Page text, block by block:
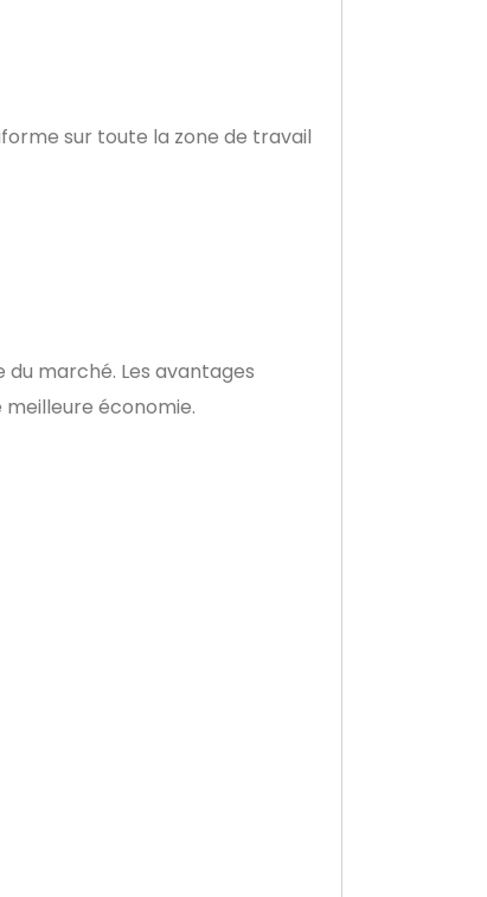
sur toute la zone de travail
marché. Les avantages
économie.